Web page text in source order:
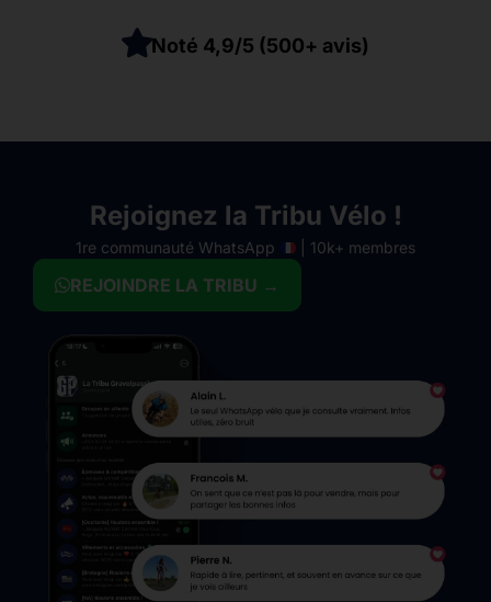
Noté 4,9/5 (500+ avis)
Rejoignez la Tribu Vélo !
1re communauté WhatsApp | 10k+ membres
REJOINDRE LA TRIBU →